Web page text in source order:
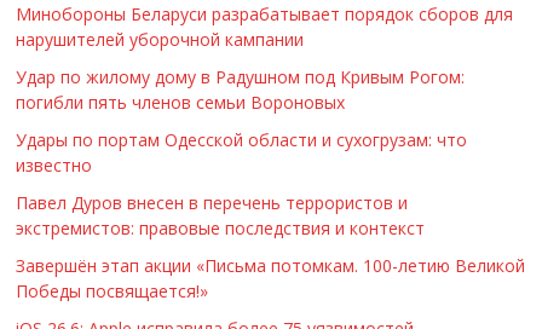
Минобороны Беларуси разрабатывает порядок сборов для
нарушителей уборочной кампании
Удар по жилому дому в Радушном под Кривым Рогом:
погибли пять членов семьи Вороновых
Удары по портам Одесской области и сухогрузам: что
известно
Павел Дуров внесен в перечень террористов и
экстремистов: правовые последствия и контекст
Завершён этап акции «Письма потомкам. 100-летию Великой
Победы посвящается!»